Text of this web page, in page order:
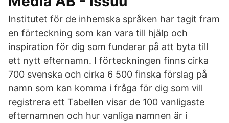
Institutet för de inhemska språken har tagit fram
en förteckning som kan vara till hjälp och
inspiration för dig som funderar på att byta till
ett nytt efternamn. I förteckningen finns cirka
700 svenska och cirka 6 500 finska förslag på
namn som kan komma i fråga för dig som vill
registrera ett Tabellen visar de 100 vanligaste
efternamnen och hur vanliga namnen är i